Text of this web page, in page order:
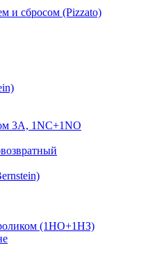
и сбросом (Pizzato)
3А, 1NC+1NO
(1НО+1НЗ)